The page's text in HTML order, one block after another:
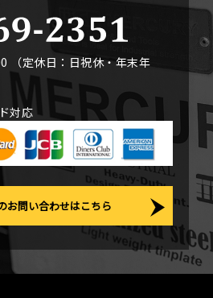
（定休日：日祝休・年末年
対応
お問い合わせはこちら